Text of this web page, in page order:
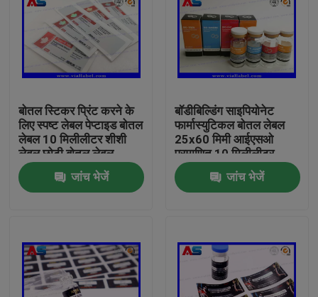
उत्पादों
हमारे बारे में
बोतल स्टिकर प्रिंट करने के
लिए स्पष्ट लेबल पेप्टाइड बोतल
लेबल 10 मिलीलीटर शीशी
लेबल छोटी बोतल लेबल
जांच भेजें
बॉडीबिल्डिंग साइपियोनेट
फार्मास्युटिकल बोतल लेबल
25x60 मिमी आईएसओ
प्रमाणित 10 मिलीलीटर
शीशियों के लिए
जांच भेजें